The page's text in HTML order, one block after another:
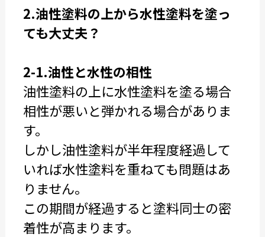
2.油性塗料の上から水性塗料を塗っ
ても大丈夫？
2-1.油性と水性の相性
油性塗料の上に水性塗料を塗る場合
相性が悪いと弾かれる場合がありま
す。
しかし油性塗料が半年程度経過して
いれば水性塗料を重ねても問題はあ
りません。
この期間が経過すると塗料同士の密
着性が高まります。